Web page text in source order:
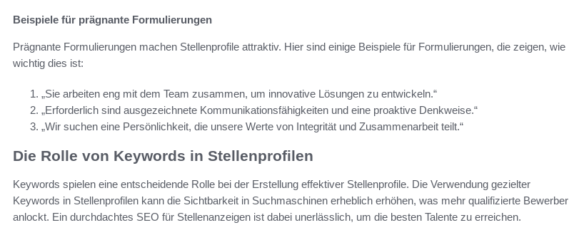
Beispiele für prägnante Formulierungen
Prägnante Formulierungen machen Stellenprofile attraktiv. Hier sind einige Beispiele für Formulierungen, die zeigen, wie
wichtig dies ist:
„Sie arbeiten eng mit dem Team zusammen, um innovative Lösungen zu entwickeln.“
„Erforderlich sind ausgezeichnete Kommunikationsfähigkeiten und eine proaktive Denkweise.“
„Wir suchen eine Persönlichkeit, die unsere Werte von Integrität und Zusammenarbeit teilt.“
Die Rolle von Keywords in Stellenprofilen
Keywords spielen eine entscheidende Rolle bei der Erstellung effektiver Stellenprofile. Die Verwendung gezielter
Keywords in Stellenprofilen kann die Sichtbarkeit in Suchmaschinen erheblich erhöhen, was mehr qualifizierte Bewerber
anlockt. Ein durchdachtes SEO für Stellenanzeigen ist dabei unerlässlich, um die besten Talente zu erreichen.